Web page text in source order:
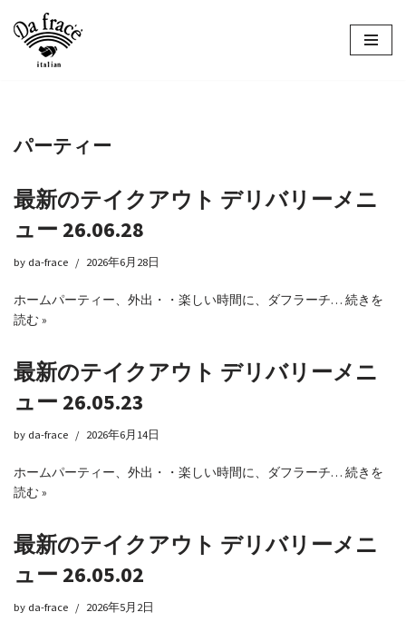
コ
へ
キ
ッ
プ
パーティー
最新のテイクアウト デリバリーメニ
ュー 26.06.28
by da-frace 2026年6月28日
ホームパーティー、外出・・楽しい時間に、ダフラーチ… 続きを
読む »
最新のテイクアウト デリバリーメニ
ュー 26.05.23
by da-frace 2026年6月14日
ホームパーティー、外出・・楽しい時間に、ダフラーチ… 続きを
読む »
最新のテイクアウト デリバリーメニ
ュー 26.05.02
by da-frace 2026年5月2日